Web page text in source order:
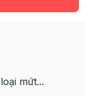
mứt...